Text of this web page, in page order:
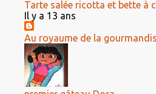
Tarte salée ricotta et bette à
Il y a 13 ans
Au royaume de la